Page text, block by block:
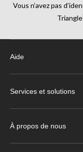
Vous n’avez pas
Triangle
Aide
Services et solutions
À propos de nous